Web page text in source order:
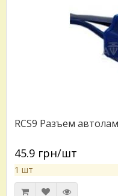
RCS9 Разъем
45.9 грн/шт
1 шт